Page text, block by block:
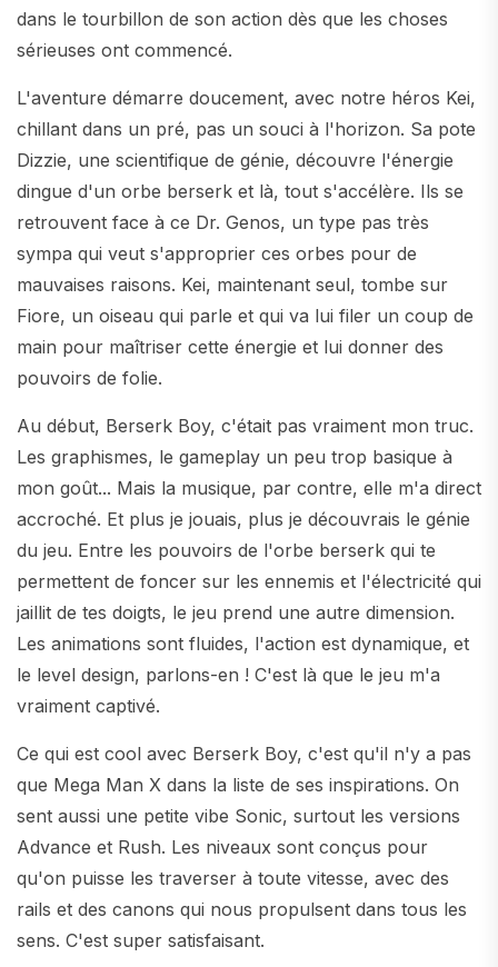
dans le tourbillon de son action dès que les choses
sérieuses ont commencé.
L'aventure démarre doucement, avec notre héros Kei,
chillant dans un pré, pas un souci à l'horizon. Sa pote
Dizzie, une scientifique de génie, découvre l'énergie
dingue d'un orbe berserk et là, tout s'accélère. Ils se
retrouvent face à ce Dr. Genos, un type pas très
sympa qui veut s'approprier ces orbes pour de
mauvaises raisons. Kei, maintenant seul, tombe sur
Fiore, un oiseau qui parle et qui va lui filer un coup de
main pour maîtriser cette énergie et lui donner des
pouvoirs de folie.
Au début, Berserk Boy, c'était pas vraiment mon truc.
Les graphismes, le gameplay un peu trop basique à
mon goût... Mais la musique, par contre, elle m'a direct
accroché. Et plus je jouais, plus je découvrais le génie
du jeu. Entre les pouvoirs de l'orbe berserk qui te
permettent de foncer sur les ennemis et l'électricité qui
jaillit de tes doigts, le jeu prend une autre dimension.
Les animations sont fluides, l'action est dynamique, et
le level design, parlons-en ! C'est là que le jeu m'a
vraiment captivé.
Ce qui est cool avec Berserk Boy, c'est qu'il n'y a pas
que Mega Man X dans la liste de ses inspirations. On
sent aussi une petite vibe Sonic, surtout les versions
Advance et Rush. Les niveaux sont conçus pour
qu'on puisse les traverser à toute vitesse, avec des
rails et des canons qui nous propulsent dans tous les
sens. C'est super satisfaisant.